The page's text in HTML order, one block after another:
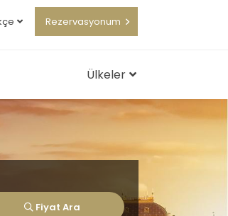
Rezervasyonum
Ülkeler
Fiyat Ara